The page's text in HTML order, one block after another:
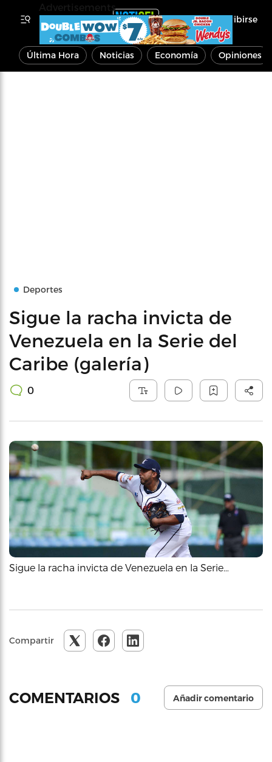
Inscribirse
Última Hora Noticias Economía Opiniones
Deportes
Sigue la racha invicta de
Venezuela en la Serie del
Caribe (galería)
0
Sigue la racha invicta de Venezuela en la Serie…
Compartir
COMENTARIOS 0 Añadir comentario
Advertisements